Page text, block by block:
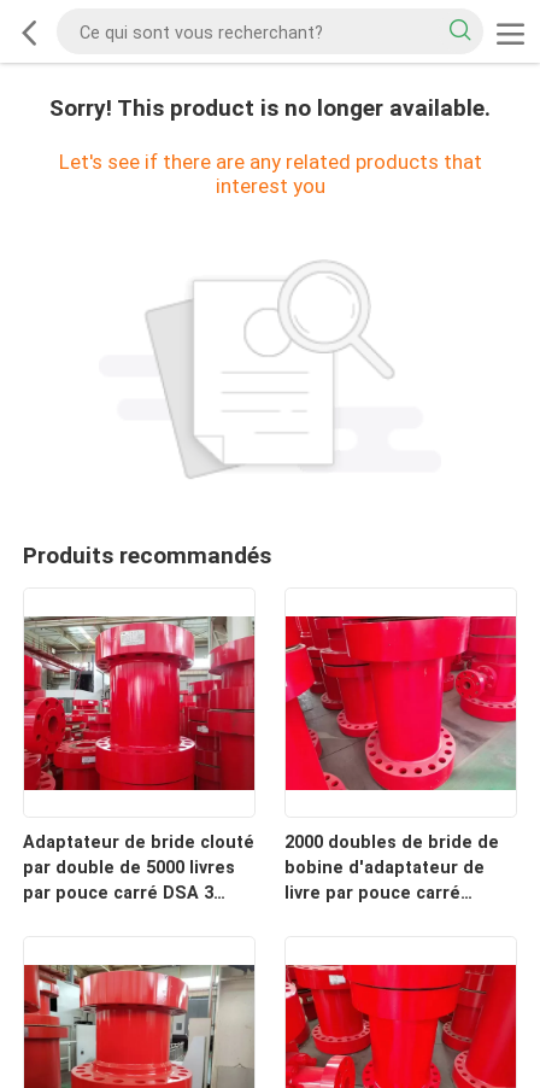
Sorry! This product is no longer available.
Let's see if there are any related products that
interest you
Produits recommandés
Adaptateur de bride clouté
par double de 5000 livres
par pouce carré DSA 3
2000 doubles de bride de
bobine d'adaptateur de
livre par pouce carré